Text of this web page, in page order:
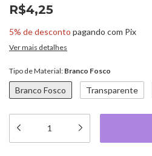
R$4,25
5% de desconto pagando com Pix
Ver mais detalhes
Tipo de Material: Branco Fosco
Branco Fosco Transparente